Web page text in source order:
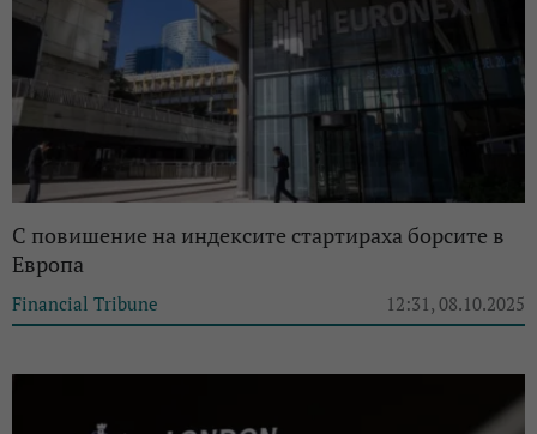
С повишение на индексите стартираха борсите в
Европа
Financial Tribune 12:31, 08.10.2025